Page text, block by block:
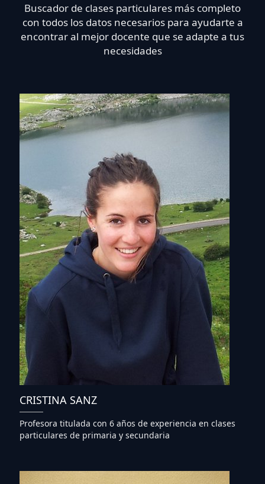
Buscador de clases particulares más completo
con todos los datos necesarios para ayudarte a
encontrar al mejor docente que se adapte a tus
necesidades
CRISTINA SANZ
Profesora titulada con 6 años de experiencia en clases
particulares de primaria y secundaria